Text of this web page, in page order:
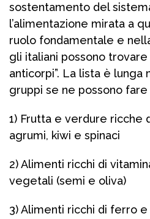
sostentamento del
l’alimentazione mirata a
ruolo fondamentale e
gli italiani possono
anticorpi”. La lista è lunga
gruppi se ne possono
1) Frutta e verdure ricche
agrumi, kiwi e spinaci
2) Alimenti ricchi di
vegetali (semi e oliva)
3) Alimenti ricchi di ferro